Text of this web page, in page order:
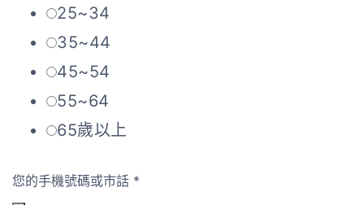
25~34
35~44
45~54
55~64
65歲以上
您的手機號碼或市話 *